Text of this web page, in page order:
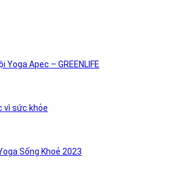
Apec – GREENLIFE
vì sức khỏe
Sống Khoẻ 2023